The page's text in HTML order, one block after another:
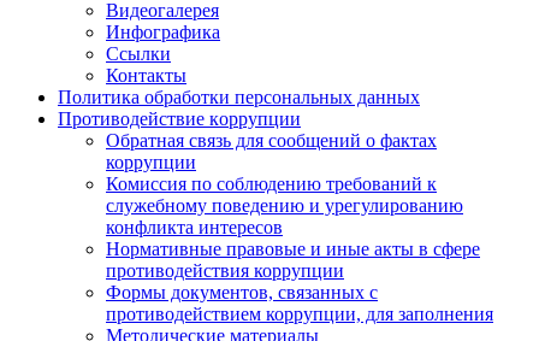
Видеогалерея
Инфографика
Ссылки
Контакты
Политика обработки персональных данных
Прoтивoдeйствие кoрpупции
Обратная связь для сообщений о фактах
коррупции
Комиссия по соблюдению требований к
служебному поведению и урегулированию
конфликта интересов
Нормативные правовые и иные акты в сфере
противодействия коррупции
Формы документов, связанных с
противодействием коррупции, для заполнения
Методические материалы